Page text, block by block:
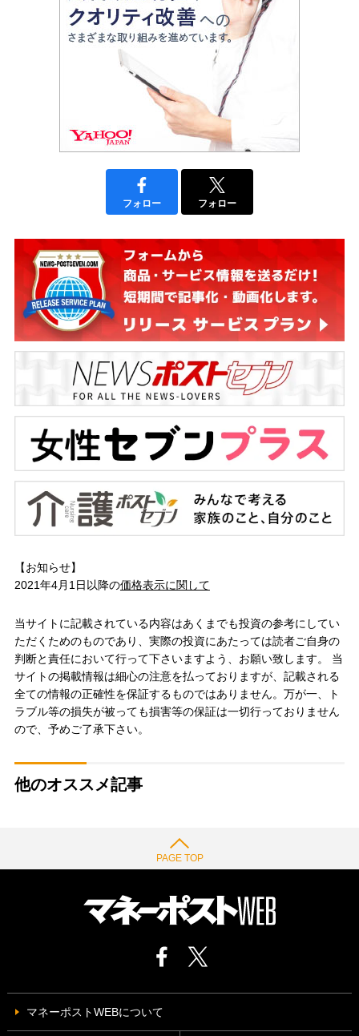
フォロー フォロー
【お知らせ】
2021年4月1日以降の価格表示に関して
当サイトに記載されている内容はあくまでも投資の参考にしてい
ただくためのものであり、実際の投資にあたっては読者ご自身の
判断と責任において行って下さいますよう、お願い致します。 当
サイトの掲載情報は細心の注意を払っておりますが、記載される
全ての情報の正確性を保証するものではありません。万が一、ト
ラブル等の損失が被っても損害等の保証は一切行っておりません
ので、予めご了承下さい。
他のオススメ記事
PAGE TOP
マネーポストWEBについて